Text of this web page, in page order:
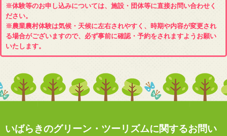
※体験等のお申し込みについては、施設・団体等に直接お問い合わせく
ださい。
※農業農村体験は気候・天候に左右されやすく、時期や内容が変更され
る場合がございますので、必ず事前に確認・予約をされますようお願い
いたします。
いばらきのグリーン・ツーリズムに関するお問い